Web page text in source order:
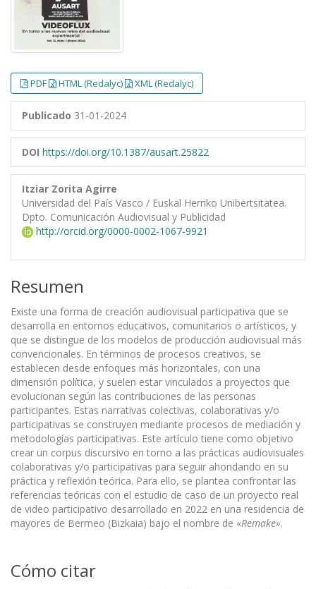
PDF HTML (Redalyc) XML (Redalyc)
Publicado 31-01-2024
DOI https://doi.org/10.1387/ausart.25822
Itziar Zorita Agirre
Universidad del País Vasco / Euskal Herriko Unibertsitatea.
Dpto. Comunicación Audiovisual y Publicidad
http://orcid.org/0000-0002-1067-9921
Resumen
Existe una forma de creación audiovisual participativa que se
desarrolla en entornos educativos, comunitarios o artísticos, y
que se distingue de los modelos de producción audiovisual más
convencionales. En términos de procesos creativos, se
establecen desde enfoques más horizontales, con una
dimensión política, y suelen estar vinculados a proyectos que
evolucionan según las contribuciones de las personas
participantes. Estas narrativas colectivas, colaborativas y/o
participativas se construyen mediante procesos de mediación y
metodologías participativas. Este artículo tiene como objetivo
crear un corpus discursivo en torno a las prácticas audiovisuales
colaborativas y/o participativas para seguir ahondando en su
práctica y reflexión teórica. Para ello, se plantea confrontar las
referencias teóricas con el estudio de caso de un proyecto real
de video participativo desarrollado en 2022 en una residencia de
mayores de Bermeo (Bizkaia) bajo el nombre de «Remake».
Cómo citar